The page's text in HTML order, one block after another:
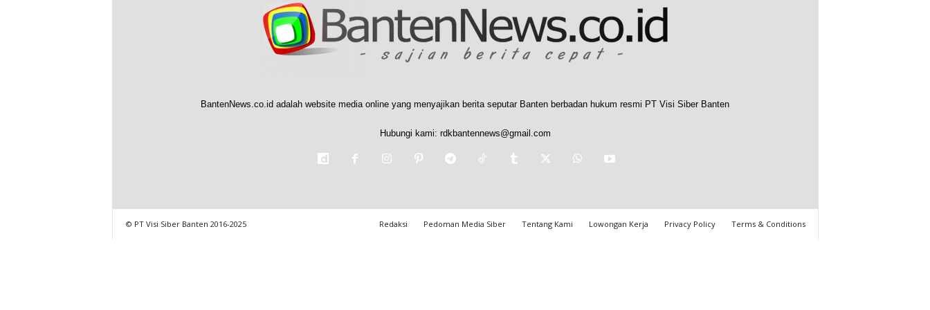
BantenNews.co.id adalah website media online yang menyajikan berita seputar Banten berbadan hukum resmi PT Visi Siber Banten
Hubungi kami: rdkbantennews@gmail.com
Redaksi Pedoman Media Siber Tentang Kami Lowongan Kerja Privacy Policy Terms & Conditions
© PT Visi Siber Banten 2016-2025